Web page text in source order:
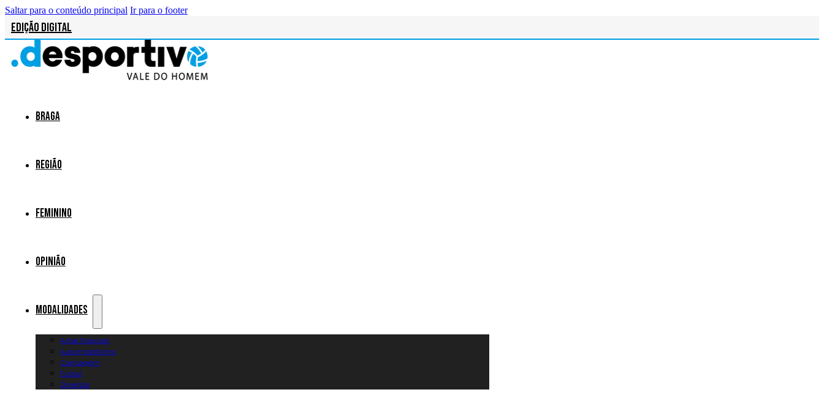
Saltar para o conteúdo principal Ir para o footer
Edição Digital
Braga
Região
Feminino
Opinião
Modalidades
Artes Marciais
Automobilismo
Canoagem
Futsal
Diversos